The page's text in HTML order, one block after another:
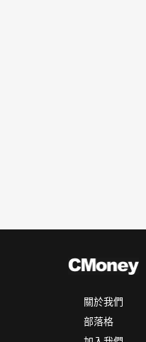
關於我們
部落格